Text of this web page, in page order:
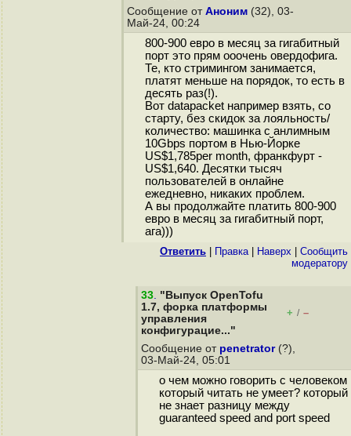
Сообщение от Аноним (32), 03-
Май-24, 00:24
800-900 евро в месяц за гигабитный
порт это прям ооочень овердофига.
Те, кто стримингом занимается,
платят меньше на порядок, то есть в
десять раз(!).
Вот datapacket например взять, со
старту, без скидок за лояльность/
количество: машинка с анлимным
10Gbps портом в Нью-Йорке
US$1,785per month, франкфурт -
US$1,640. Десятки тысяч
пользователей в онлайне
ежедневно, никаких проблем.
А вы продолжайте платить 800-900
евро в месяц за гигабитный порт,
ага)))
Ответить Правка| Наверх
Cообщить
модератору
33. "Выпуск OpenTofu
1.7, форка платформы
управления
конфигурацие..."
+ / –
Сообщение от penetrator(?),
03-Май-24, 05:01
о чем можно говорить с человеком
который читать не умеет? который
не знает разницу между
guaranteed speed and port speed